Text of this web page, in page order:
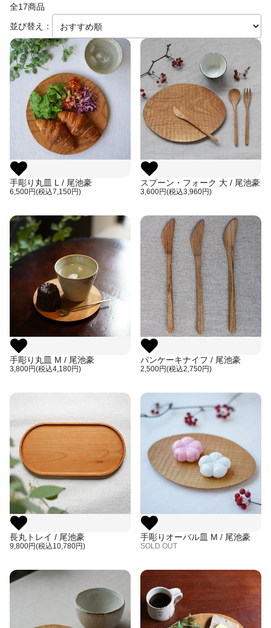
全17商品
並び替え：
手彫り丸皿 L / 尾池豪
6,500円(税込7,150円)
スプーン・フォーク 大 / 尾池豪
3,600円(税込3,960円)
手彫り丸皿 M / 尾池豪
3,800円(税込4,180円)
パンケーキナイフ / 尾池豪
2,500円(税込2,750円)
長丸トレイ / 尾池豪
9,800円(税込10,780円)
手彫りオーバル皿 M / 尾池豪
SOLD OUT